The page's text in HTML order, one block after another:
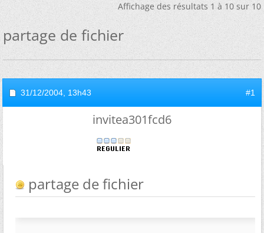
Affichage des résultats 1 à 10 sur 10
partage de fichier
31/12/2004, 13h43 #1
invitea301fcd6
partage de fichier